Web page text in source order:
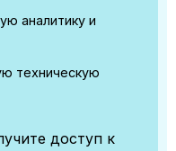
аналитику и
техническую
доступ к